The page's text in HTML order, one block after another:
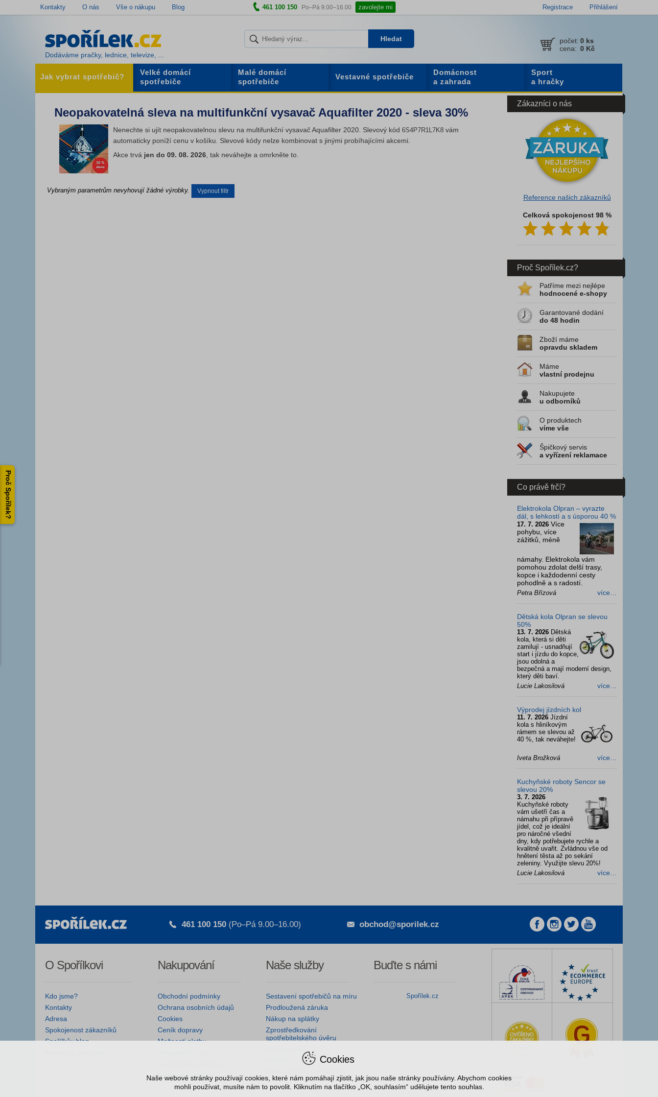
Proč Spořílek?
Kontakty O nás Vše o nákupu Blog 461 100 150 Po–Pá 9.00–16.00 zavolejte mi Registrace Přihlášení
Dodáváme pračky, lednice, televize, ...
počet: 0 ks
cena: 0 Kč
Hledat
Jak vybrat spotřebič?
Velké domácí
spotřebiče
Malé domácí
spotřebiče
Vestavné spotřebiče
Domácnost
a zahrada
Sport
a hračky
Neopakovatelná sleva na multifunkční vysavač Aquafilter 2020 - sleva 30%
Nenechte si ujít neopakovatelnou slevu na multifunkční vysavač Aquafilter 2020. Slevový kód 6S4P7R1L7K8 vám
automaticky poníží cenu v košíku. Slevové kódy nelze kombinovat s jinými probíhajícími akcemi.
Akce trvá jen do 09. 08. 2026 , tak neváhejte a omrkněte to.
Vybraným parametrům nevyhovují žádné výrobky. Vypnout filtr
Zákazníci o nás
Reference našich zákazníků
Celková spokojenost 98 %
Proč Spořílek.cz?
Patříme mezi nejlépe
hodnocené e-shopy
Garantované dodání
do 48 hodin
Zboží máme
opravdu skladem
Máme
vlastní prodejnu
Nakupujete
u odborníků
O produktech
víme vše
Špičkový servis
a vyřízení reklamace
Co právě frčí?
Elektrokola Olpran – vyrazte
dál, s lehkostí a s úsporou 40 %
17. 7. 2026 Více
pohybu, více
zážitků, méně
námahy. Elektrokola vám
pomohou zdolat delší trasy,
kopce i každodenní cesty
pohodlně a s radostí.
Petra Břízová více…
Dětská kola Olpran se slevou
50%
13. 7. 2026 Dětská
kola, která si děti
zamilují - usnadňují
start i jízdu do kopce,
jsou odolná a
bezpečná a mají moderní design,
který děti baví.
Lucie Lakosilová
více…
Výprodej jízdních kol
11. 7. 2026 Jízdní
kola s hliníkovým
rámem se slevou až
40 %, tak neváhejte!
Iveta Brožková více…
Kuchyňské roboty Sencor se
slevou 20%
3. 7. 2026
Kuchyňské roboty
vám ušetří čas a
námahu při přípravě
jídel, což je ideální
pro náročné všední
dny, kdy potřebujete rychle a
kvalitně uvařit. Zvládnou vše od
hnětení těsta až po sekání
zeleniny. Využijte slevu 20%!
Lucie Lakosilová
více…
461 100 150 (Po–Pá 9.00–16.00) obchod@sporilek.cz
O Spořílkovi
Kdo jsme?
Kontakty
Adresa
Spokojenost zákazníků
Spořílkův blog
Nakupování
Obchodní podmínky
Ochrana osobních údajů
Cookies
Ceník dopravy
Možnosti platby
Nejčastější dotazy
Naše služby
Sestavení spotřebičů na míru
Prodloužená záruka
Nákup na splátky
Zprostředkování
spotřebitelského úvěru
Buďte s námi
Spořílek.cz
Cookies
Naše webové stránky používají cookies, které nám pomáhají zjistit, jak jsou naše stránky používány. Abychom cookies
mohli používat, musíte nám to povolit. Kliknutím na tlačítko „OK, souhlasím“ udělujete tento souhlas.